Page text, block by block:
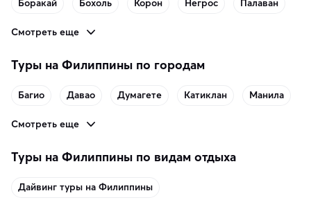
Боракай Бохоль Корон Негрос Палаван
Смотреть еще
Туры на Филиппины по городам
Багио Давао Думагете Катиклан Манила
Смотреть еще
Туры на Филиппины по видам отдыха
Дайвинг туры на Филиппины